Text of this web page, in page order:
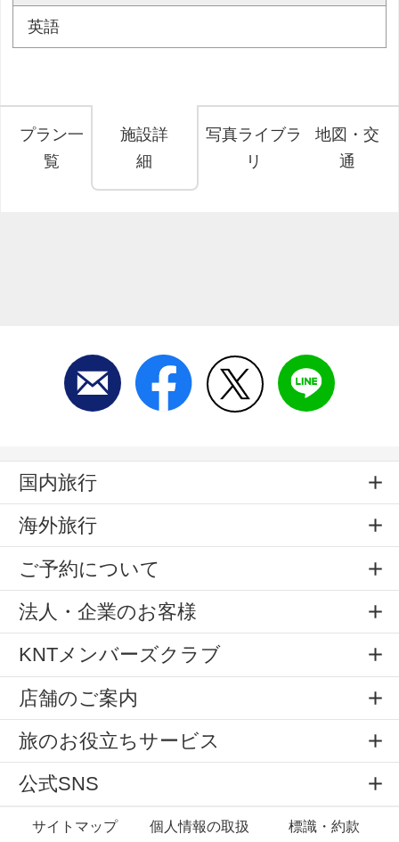
英語
プラン一
覧
施設詳
細
写真ライブラ
リ
地図・交
通
国内旅行
海外旅行
ご予約について
法人・企業のお客様
KNTメンバーズクラブ
店舗のご案内
旅のお役立ちサービス
公式SNS
サイトマップ 個人情報の取扱 標識・約款